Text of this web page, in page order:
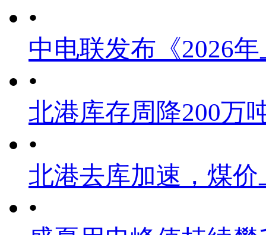
•
中电联发布《2026
•
北港库存周降200万
•
北港去库加速，煤
•